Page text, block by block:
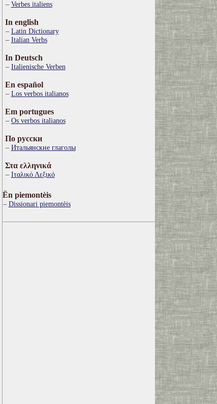
Verbes italiens
In english
Latin Dictionary
Italian Verbs
In Deutsch
Italienische Verben
En español
Los verbos italianos
Em portugues
Os verbos italianos
По русски
Итальянские глаголы
Στα ελληνικά
Ιταλικό Λεξικό
Ën piemontèis
Dissionari piemontèis